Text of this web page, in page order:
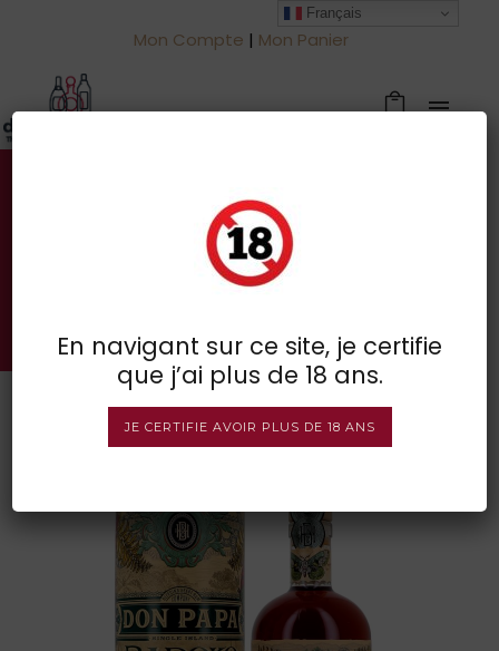
Mon Compte | Mon Panier
Votre spécialiste des vins à
BOUTIQUE EN LIGNE
Français
En navigant sur ce site, je certifie
que j’ai plus de 18 ans.
JE CERTIFIE AVOIR PLUS DE 18 ANS